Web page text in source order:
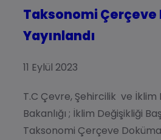
Taksonomi Çerçeve
Yayınlandı
11 Eylül 2023
T.C Çevre, Şehircilik ve İklim
Bakanlığı ; İklim Değişikliği
Taksonomi Çerçeve